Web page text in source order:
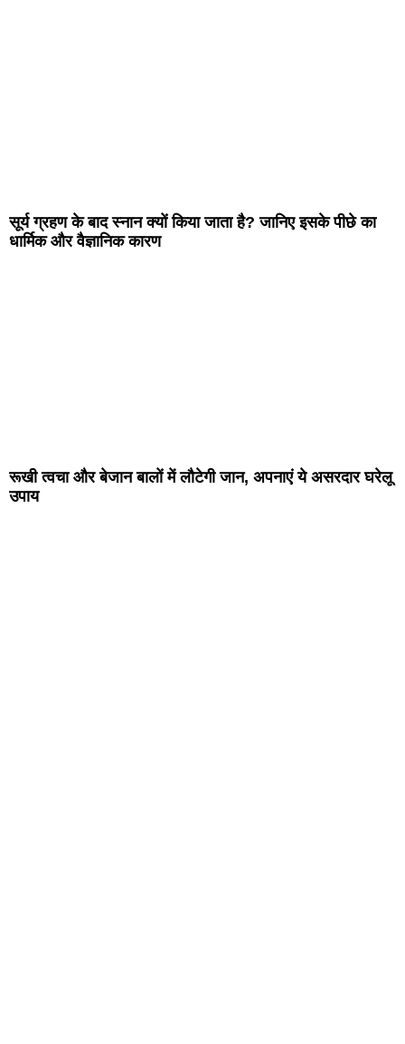
सूर्य ग्रहण के बाद स्नान क्यों किया जाता है? जानिए इसके पीछे का
धार्मिक और वैज्ञानिक कारण
रूखी त्वचा और बेजान बालों में लौटेगी जान, अपनाएं ये असरदार घरेलू
उपाय